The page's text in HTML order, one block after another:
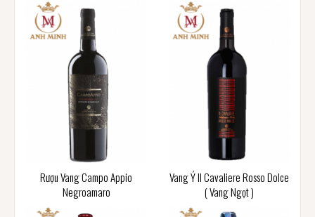
Rượu Vang Campo Appio
Negroamaro
Vang Ý Il Cavaliere Rosso Dolce
( Vang Ngọt )